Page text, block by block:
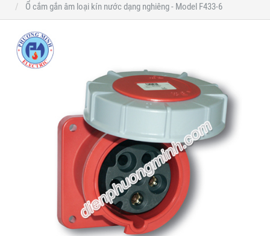
Ổ cắm gắn âm loại kín nước dạng nghiêng - Model F433-6